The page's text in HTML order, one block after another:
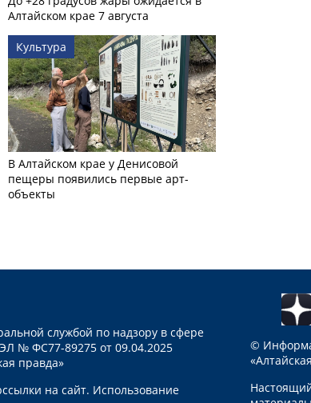
Алтайском крае 7 августа
Культура
В Алтайском крае у Денисовой
пещеры появились первые арт-
объекты
службой по надзору в сфере
№ ФС77-89275 от 09.04.2025
правда»
на сайт. Использование
©